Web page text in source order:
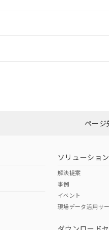
ダウンロードはこちら
（日本
ページ
ソリューション
解決提案
事例
イベント
現場データ活用サ